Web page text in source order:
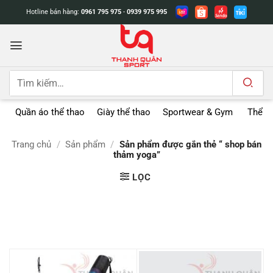
dung
Hotline bán hàng: 0961 795 975 - 0939 975 995
Tìm
Quần áo thể thao Giày thể thao Sportwear & Gym Thể
Trang chủ / Sản phẩm / Sản phẩm được gắn thẻ “ shop bán
thảm yoga”
LỌC